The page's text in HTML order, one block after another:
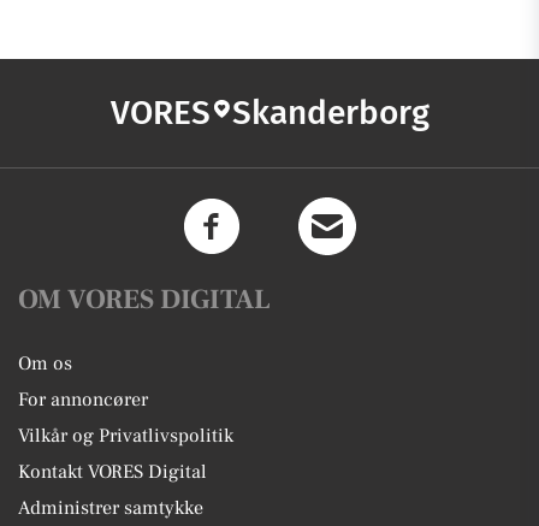
VORES Skanderborg
OM VORES DIGITAL
Om os
For annoncører
Vilkår og Privatlivspolitik
Kontakt VORES Digital
Administrer samtykke